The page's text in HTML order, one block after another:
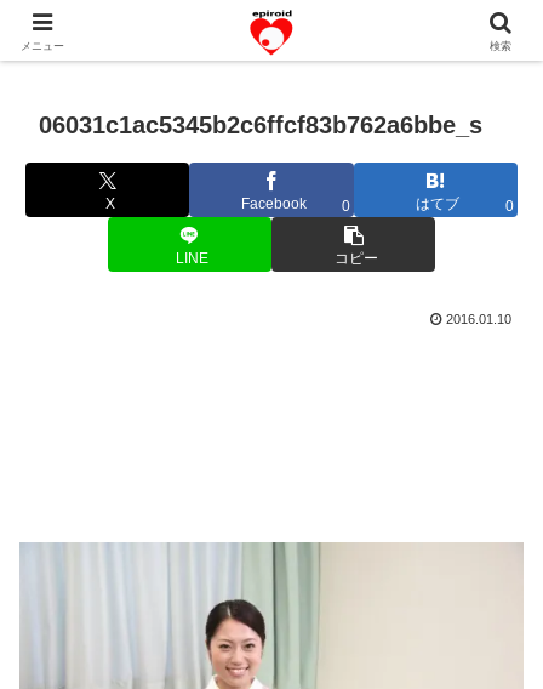
恋愛共感エピソード。あなたのストーリーを変えていく！。
06031c1ac5345b2c6ffcf83b762a6bbe_s
X Facebook 0 はてブ 0
LINE コピー
2016.01.10
メニュー 検索